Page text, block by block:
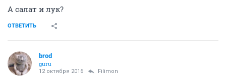
А салат и лук?
ОТВЕТИТЬ
brod
guru
12 октября 2016 Filimon